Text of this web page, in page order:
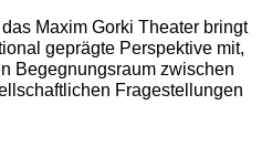
Maxim Gorki Theater bringt
geprägte Perspektive mit,
Begegnungsraum zwischen
Fragestellungen